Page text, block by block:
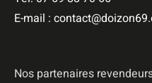
E-mail :
Nos partenaires